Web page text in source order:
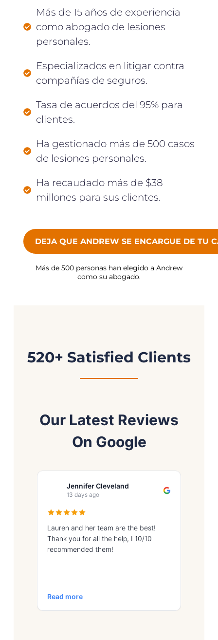
Más de 15 años de experiencia
como abogado de lesiones
personales.
Especializados en litigar contra
compañías de seguros.
Tasa de acuerdos del 95% para
clientes.
Ha gestionado más de 500 casos
de lesiones personales.
Ha recaudado más de $38
millones para sus clientes.
DEJA QUE ANDREW SE ENCARGUE DE TU
Más de 500 personas han elegido a Andrew
como su abogado.
520+ Satisfied Clients
Our Latest Reviews
On Google
Jennifer Cleveland
13 days ago
Lauren and her team are the best!
Thank you for all the help, I 10/10
recommended them!
Read more